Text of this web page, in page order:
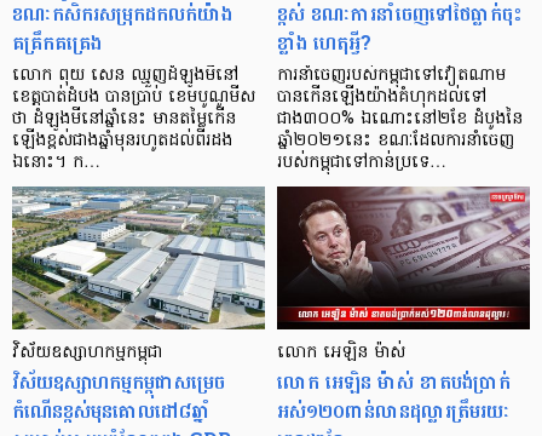
ខណៈកសិករសម្រុក​ដក​លក់យ៉ាង
គគ្រឹកគគ្រេង
លោក ពុយ សេន ឈ្មួញដំឡូងមីនៅ
ខេត្តបាត់ដំបង បានប្រាប់ ខេមបូណូមីស
ថា ដំឡូងមីនៅឆ្នាំនេះ មានតម្លៃកើន
ឡើងខ្ពស់ជាងឆ្នាំមុនរហូតដល់ពីរដង
ឯនោះ។ ក…
ខ្ពស់ ខណៈការនាំចេញទៅថៃធ្លាក់ចុះ
ខ្លាំង ហេតុអ្វី?
ការនាំចេញរបស់កម្ពុជាទៅវៀតណាម
បានកើនឡើងយ៉ាងគំហុកដល់ទៅ
ជាង៣០០% ឯណោះនៅ២ខែ ដំបូងនៃ
ឆ្នាំ២០២១នេះ ខណៈដែលការនាំចេញ
របស់កម្ពុជាទៅកាន់ប្រទេ…
វិស័យឧស្សាហកម្មកម្ពុជា
វិស័យឧស្សាហកម្មកម្ពុជាសម្រេច
កំណើនខ្ពស់មុនគោលដៅ៨ឆ្នាំ
លោក អេឡិន ម៉ាស់
លោក អេឡិន ម៉ាស់ ខាតបង់ប្រាក់
អស់១២០ពាន់លានដុល្លារត្រឹមរយៈ